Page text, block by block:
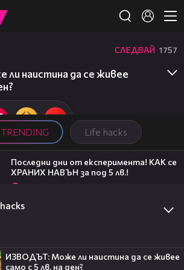
ИЗВОДЪТ: Може ли наистина да се живее
само с 5 лв. на ден?
TRENDING Life hacks
СЛЕДВАЙ 1757
наистина да се живее
Последни дни от експеримента! КАК се
ХРАНИХ НАВЪН за под 5 лв.!
ЧЕТВЪРТИ ден се храня САМО с 5 лв.!
Черно море - Лудогорец 2:3 /репортаж/